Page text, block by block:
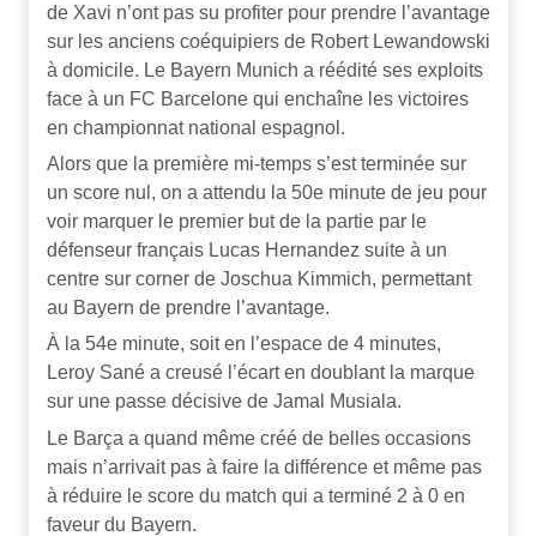
de Xavi n’ont pas su profiter pour prendre l’avantage
sur les anciens coéquipiers de Robert Lewandowski
à domicile. Le Bayern Munich a réédité ses exploits
face à un FC Barcelone qui enchaîne les victoires
en championnat national espagnol.
Alors que la première mi-temps s’est terminée sur
un score nul, on a attendu la 50e minute de jeu pour
voir marquer le premier but de la partie par le
défenseur français Lucas Hernandez suite à un
centre sur corner de Joschua Kimmich, permettant
au Bayern de prendre l’avantage.
À la 54e minute, soit en l’espace de 4 minutes,
Leroy Sané a creusé l’écart en doublant la marque
sur une passe décisive de Jamal Musiala.
Le Barça a quand même créé de belles occasions
mais n’arrivait pas à faire la différence et même pas
à réduire le score du match qui a terminé 2 à 0 en
faveur du Bayern.